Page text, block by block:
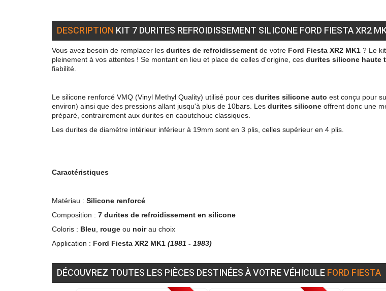
DESCRIPTION KIT 7 DURITES REFROIDISSEMENT SILICONE FORD FIESTA XR2
Vous avez besoin de remplacer les durites de refroidissement de votre Ford Fiesta XR2 MK1 ? L e
pleinement à vos attentes ! Se montant en lieu et place de celles d'origine, ces durites silicone haute
fiabilité.
Le silicone renforcé VMQ (Vinyl Methyl Quality) utilisé pour ces durites silicone auto est conçu pour
environ) ainsi que des pressions allant jusqu'à plus de 10bars. Les durites silicone offrent donc une
préparé, contrairement aux durites en caoutchouc classiques.
Les durites de diamètre intérieur inférieur à 19mm sont en 3 plis, celles supérieur en 4 plis.
Caractéristiques
Matériau : Silicone renforcé
Composition : 7 durites de refroidissement en silicone
Coloris : Bleu rouge ou noirau choix
Application : Ford Fiesta XR2 MK1 (1981 - 1983)
DÉCOUVREZ TOUTES LES PIÈCES DESTINÉES À VOTRE VÉHICULEFORD FIESTA